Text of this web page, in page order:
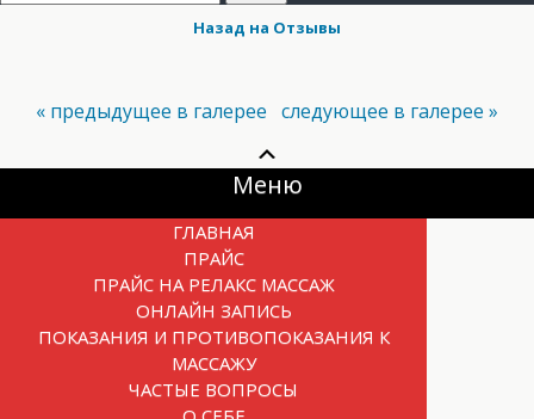
Назад на Отзывы
« предыдущее в галерее следующее в галерее »
вверх
Меню
ГЛАВНАЯ
ПРАЙС
ПРАЙС НА РЕЛАКС МАССАЖ
ОНЛАЙН ЗАПИСЬ
ПОКАЗАНИЯ И ПРОТИВОПОКАЗАНИЯ К
МАССАЖУ
ЧАСТЫЕ ВОПРОСЫ